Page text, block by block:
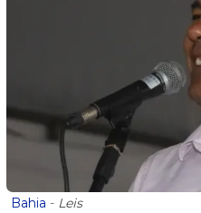
Bahia - Leis